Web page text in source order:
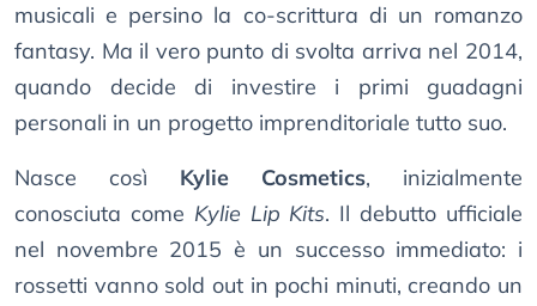
musicali e persino la co-scrittura di un romanzo
fantasy. Ma il vero punto di svolta arriva nel 2014,
quando decide di investire i primi guadagni
personali in un progetto imprenditoriale tutto suo.
Nasce così Kylie Cosmetics, inizialmente
conosciuta come Kylie Lip Kits. Il debutto ufficiale
nel novembre 2015 è un successo immediato: i
rossetti vanno sold out in pochi minuti, creando un